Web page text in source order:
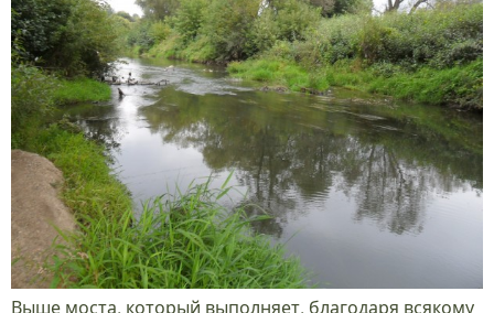
Выше моста, который выполняет, благодаря всякому